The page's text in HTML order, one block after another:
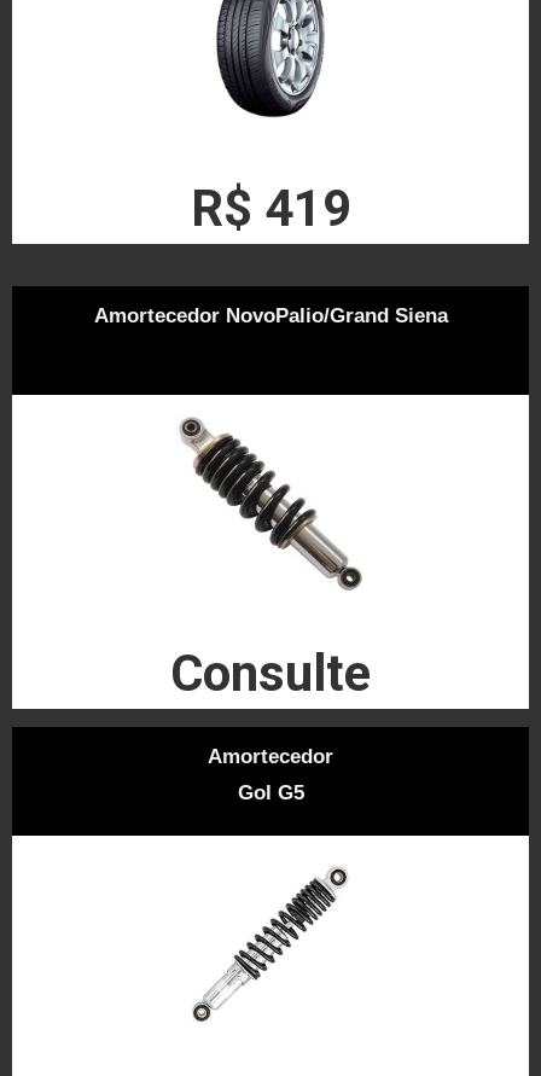
R$ 419
Amortecedor NovoPalio/Grand Siena
Consulte
Amortecedor
Gol G5